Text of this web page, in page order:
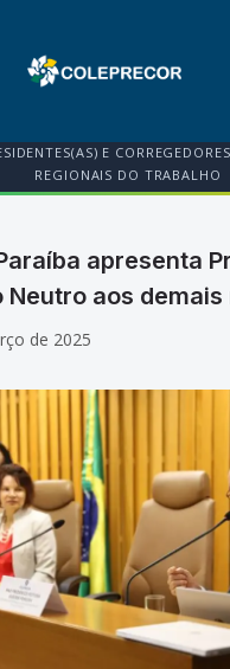
E
REGIONAIS DO TRABALHO
apresenta
Neutro aos
de 2025